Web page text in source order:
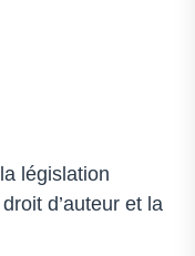
législation
d’auteur et la